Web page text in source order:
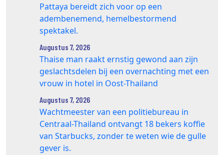
Pattaya bereidt zich voor op een
adembenemend, hemelbestormend
spektakel.
Augustus 7, 2026
Thaise man raakt ernstig gewond aan zijn
geslachtsdelen bij een overnachting met een
vrouw in hotel in Oost-Thailand
Augustus 7, 2026
Wachtmeester van een politiebureau in
Centraal-Thailand ontvangt 18 bekers koffie
van Starbucks, zonder te weten wie de gulle
gever is.